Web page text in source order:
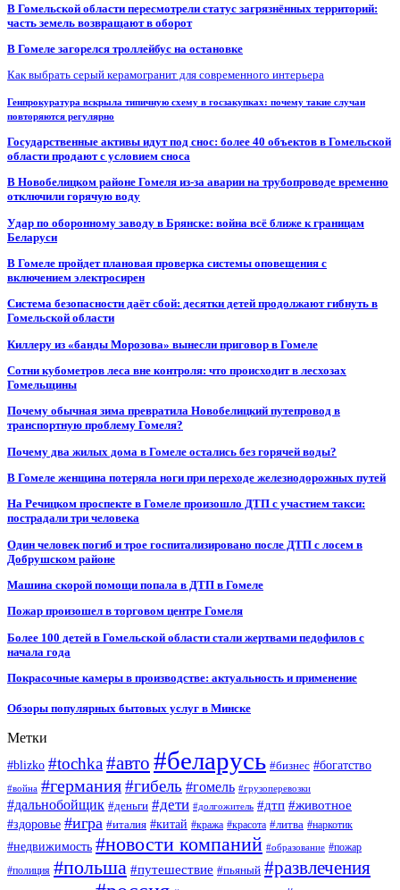
В Гомельской области пересмотрели статус загрязнённых территорий:
часть земель возвращают в оборот
В Гомеле загорелся троллейбус на остановке
Как выбрать серый керамогранит для современного интерьера
Генпрокуратура вскрыла типичную схему в госзакупках: почему такие случаи
повторяются регулярно
Государственные активы идут под снос: более 40 объектов в Гомельской
области продают с условием сноса
В Новобелицком районе Гомеля из-за аварии на трубопроводе временно
отключили горячую воду
Удар по оборонному заводу в Брянске: война всё ближе к границам
Беларуси
В Гомеле пройдет плановая проверка системы оповещения с
включением электросирен
Система безопасности даёт сбой: десятки детей продолжают гибнуть в
Гомельской области
Киллеру из «банды Морозова» вынесли приговор в Гомеле
Сотни кубометров леса вне контроля: что происходит в лесхозах
Гомельщины
Почему обычная зима превратила Новобелицкий путепровод в
транспортную проблему Гомеля?
Почему два жилых дома в Гомеле остались без горячей воды?
В Гомеле женщина потеряла ноги при переходе железнодорожных путей
На Речицком проспекте в Гомеле произошло ДТП с участием такси:
пострадали три человека
Один человек погиб и трое госпитализировано после ДТП с лосем в
Добрушском районе
Машина скорой помощи попала в ДТП в Гомеле
Пожар произошел в торговом центре Гомеля
Более 100 детей в Гомельской области стали жертвами педофилов с
начала года
Покрасочные камеры в производстве: актуальность и применение
Обзоры популярных бытовых услуг в Минске
Метки
#blizko #tochka#авто #беларусь #бизнес #богатство
#война #германия#гибель #гомель #грузоперевозки
#дальнобойщик #деньги #дети #долгожитель #дтп #животное
#здоровье #игра #италия #китай #кража #красота #литва #наркотик
#недвижимость #новости компаний #образование #пожар
#полиция #польша #путешествие #пьяный #развлечения